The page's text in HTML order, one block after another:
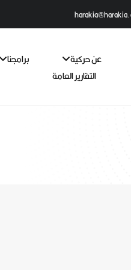
عن حركية برامجنا
التقارير العامة